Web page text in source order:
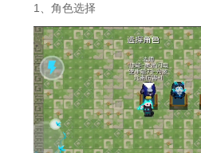
1、角色选择